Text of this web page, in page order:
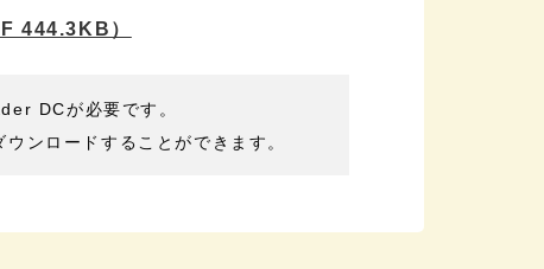
444.3KB）
DCが必要です。
ウンロードすることができます。